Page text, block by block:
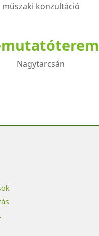
műszaki konzultáció
Nagytarcsán